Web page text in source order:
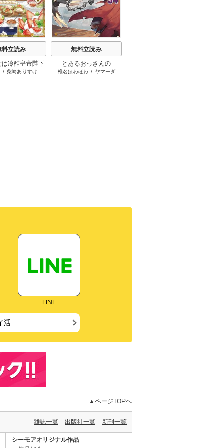
料立読み
は冷酷皇帝陛下
れるが夢は冒険
/ 柴崎ありすけ
無料立読み
とあるおっさんの
VRMMO活動記
椎名ほわほわ/ ヤマーダ
t
LINE
活
▲ページTOPへ
雑誌一覧 出版社一覧 新刊一覧
シーモアオリジナル作品